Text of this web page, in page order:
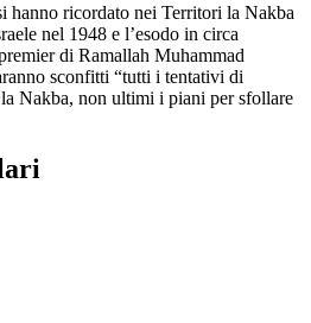
hanno ricordato nei Territori la Nakba
nel 1948 e l’esodo in circa
di Ramallah Muhammad
sconfitti “tutti i tentativi di
Nakba, non ultimi i piani per sfollare